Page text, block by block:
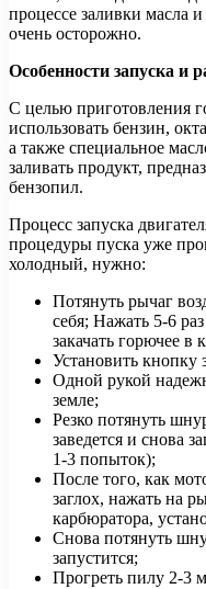
процессе заливки масла
очень осторожно.
Особенности запуска и
С целью приготовления
использовать бензин,
а также специальное
заливать продукт,
бензопил.
Процесс запуска
процедуры пуска уже
холодный, нужно:
Потянуть рычаг
себя; Нажать 5-6
закачать горючее в
Установить
Одной рукой
земле;
Резко потянуть
заведется и снова
1-3 попыток);
После того, как
заглох, нажать на
карбюратора,
Снова потянуть
запустится;
Прогреть пилу 2-3